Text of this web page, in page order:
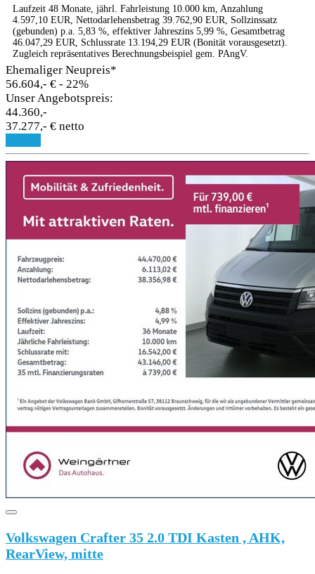
Laufzeit 48 Monate, jährl. Fahrleistung 10.000 km, Anzahlung
4.597,10 EUR, Nettodarlehensbetrag 39.762,90 EUR, Sollzinssatz
(gebunden) p.a. 5,83 %, effektiver Jahreszins 5,99 %, Gesamtbetrag
46.047,29 EUR, Schlussrate 13.194,29 EUR (Bonität vorausgesetzt).
Zugleich repräsentatives Berechnungsbeispiel gem. PAngV.
Ehemaliger Neupreis*
56.604,- € - 22%
Unser Angebotspreis:
44.360,-
37.277,- € netto
Volkswagen Crafter 35 2.0 TDI Kasten , AHK,
RearView, mitte